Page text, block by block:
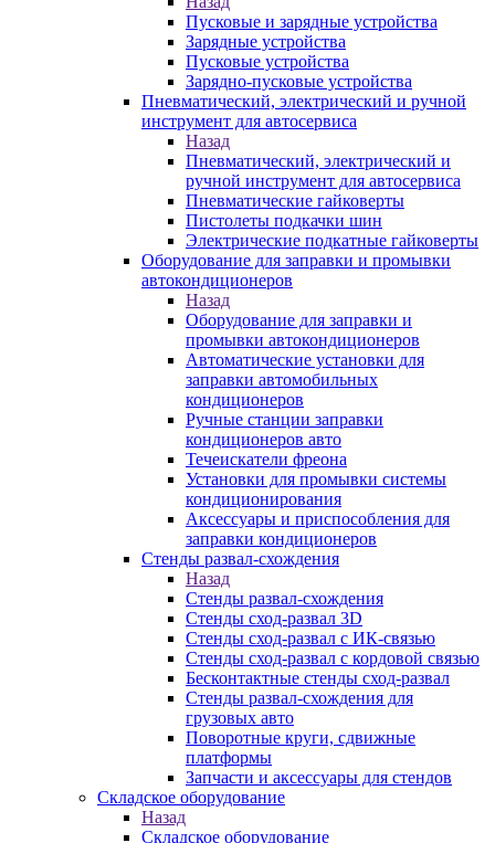
Пусковые и зарядные устройства
Зарядные устройства
Пусковые устройства
Зарядно-пусковые устройства
Пневматический, электрический и ручной
инструмент для автосервиса
Назад
Пневматический, электрический и
ручной инструмент для автосервиса
Пневматические гайковерты
Пистолеты подкачки шин
Электрические подкатные гайковерты
Оборудование для заправки и промывки
автокондиционеров
Назад
Оборудование для заправки и
промывки автокондиционеров
Автоматические установки для
заправки автомобильных
кондиционеров
Ручные станции заправки
кондиционеров авто
Течеискатели фреона
Установки для промывки системы
кондиционирования
Аксессуары и приспособления для
заправки кондиционеров
Стенды развал-схождения
Назад
Стенды развал-схождения
Стенды сход-развал 3D
Стенды сход-развал с ИК-связью
Стенды сход-развал с кордовой связью
Бесконтактные стенды сход-развал
Стенды развал-схождения для
грузовых авто
Поворотные круги, сдвижные
платформы
Запчасти и аксессуары для стендов
Складское оборудование
Назад
Складское оборудование